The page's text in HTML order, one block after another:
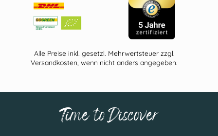
Alle Preise inkl. gesetzl. Mehrwertsteuer zzgl.
Versandkosten, wenn nicht anders angegeben.
Time to Discover